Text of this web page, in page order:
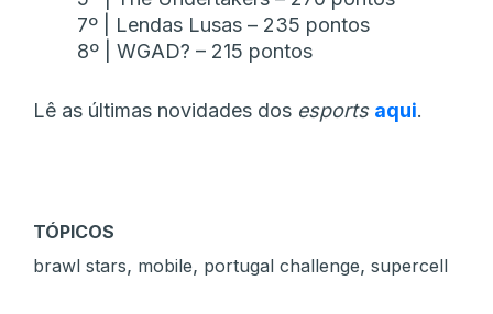
7º | Lendas Lusas – 235 pontos
8º | WGAD? – 215 pontos
Lê as últimas novidades dos esports aqui.
TÓPICOS
brawl stars, mobile, portugal challenge, supercell